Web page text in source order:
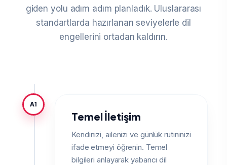
giden yolu adım adım planladık. Uluslararası
standartlarda hazırlanan seviyelerle dil
engellerini ortadan kaldırın.
A1
Temel İletişim
Kendinizi, ailenizi ve günlük rutininizi
ifade etmeyi öğrenin. Temel
bilgileri anlayarak yabancı dil